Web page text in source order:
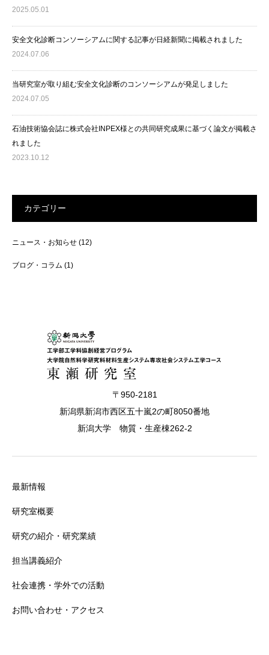
2025.05.01
安全文化診断コンソーシアムに関する記事が日経新聞に掲載されました
2024.07.06
当研究室が取り組む安全文化診断のコンソーシアムが発足しました
2024.07.05
石油技術協会誌に株式会社INPEX様との共同研究成果に基づく論文が掲載さ
れました
2023.10.12
カテゴリー
ニュース・お知らせ (12)
ブログ・コラム (1)
〒950-2181
新潟県新潟市西区五十嵐2の町8050番地
新潟大学 物質・生産棟262-2
最新情報
研究室概要
研究の紹介・研究業績
担当講義紹介
社会連携・学外での活動
お問い合わせ・アクセス